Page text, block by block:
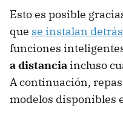
Esto es posible
que se instalan
funciones
a distancia incluso
A continuación,
modelos disponibles